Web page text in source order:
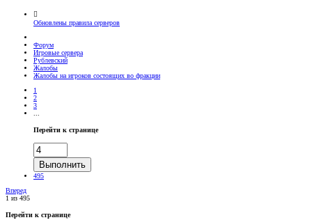
Обновлены правила серверов
Форум
Игровые сервера
Рублевский
Жалобы
Жалобы на игроков состоящих во фракции
1
2
3
Перейти к странице
Выполнить
495
Вперед
1 из 495
Перейти к странице